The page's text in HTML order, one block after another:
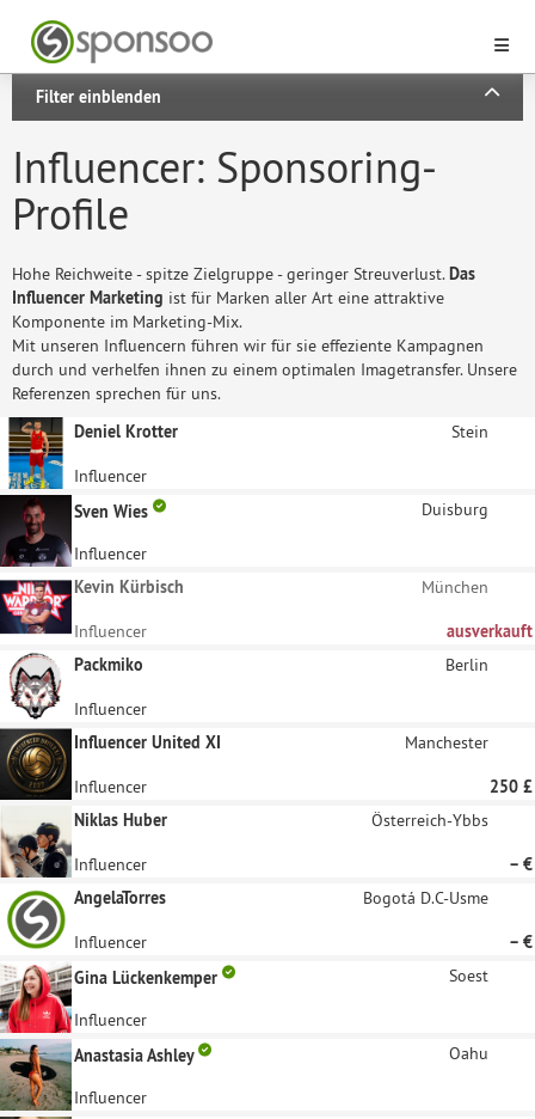
Filter einblenden
Influencer: Sponsoring-
Profile
Hohe Reichweite - spitze Zielgruppe - geringer Streuverlust.Das
Influencer Marketing ist für Marken aller Art eine attraktive
Komponente im Marketing-Mix.
Mit unseren Influencern führen wir für sie effeziente Kampagnen
durch und verhelfen ihnen zu einem optimalen Imagetransfer. Unsere
Referenzen sprechen für uns.
Deniel Krotter
Stein
Influencer
Sven Wies
Duisburg
Influencer
Kevin Kürbisch
München
Influencer
ausverkauft
Packmiko
Berlin
Influencer
Influencer United XI
Manchester
Influencer
250 £
Niklas Huber
Österreich-Ybbs
Influencer
– €
AngelaTorres
Bogotá D.C-Usme
Influencer
– €
Gina Lückenkemper
Soest
Influencer
Anastasia Ashley
Oahu
Influencer